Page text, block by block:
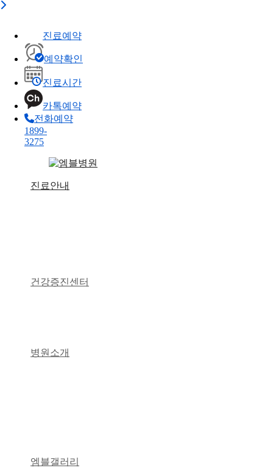
진료예약
예약확인
진료시간
카톡예약
전화예약
1899-
3275
진료안내
공지사항
건강증진센터
영유아검진 안내
병원소개
엠블장학회
엠블갤러리